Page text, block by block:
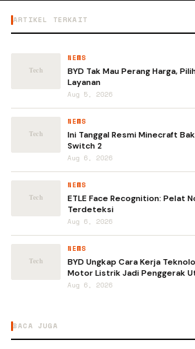
ARTIKEL TERKAIT
NEWS
BYD Tak Mau Perang Harga,
Layanan
Aug 5, 2026
NEWS
Ini Tanggal Resmi Minecraft
Switch 2
Aug 6, 2026
NEWS
ETLE Face Recognition: Pelat
Terdeteksi
Aug 6, 2026
NEWS
BYD Ungkap Cara Kerja
Motor Listrik Jadi Penggerak
Aug 6, 2026
BACA JUGA